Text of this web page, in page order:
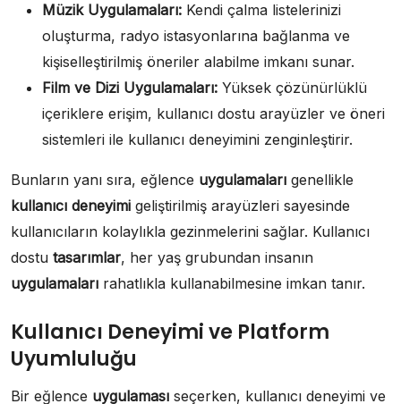
Müzik Uygulamaları: Kendi çalma listelerinizi
oluşturma, radyo istasyonlarına bağlanma ve
kişiselleştirilmiş öneriler alabilme imkanı sunar.
Film ve Dizi Uygulamaları: Yüksek çözünürlüklü
içeriklere erişim, kullanıcı dostu arayüzler ve öneri
sistemleri ile kullanıcı deneyimini zenginleştirir.
Bunların yanı sıra, eğlence uygulamaları genellikle
kullanıcı deneyimi geliştirilmiş arayüzleri sayesinde
kullanıcıların kolaylıkla gezinmelerini sağlar. Kullanıcı
dostu tasarımlar, her yaş grubundan insanın
uygulamaları rahatlıkla kullanabilmesine imkan tanır.
Kullanıcı Deneyimi ve Platform
Uyumluluğu
Bir eğlence uygulaması seçerken, kullanıcı deneyimi ve